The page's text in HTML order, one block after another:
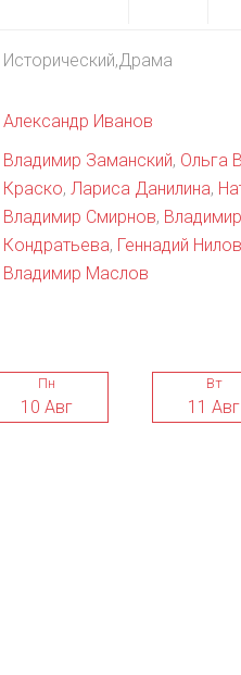
Исторический,Драма
Александр Иванов
Владимир Заманский, Ольга
Краско, Лариса Данилина,
Владимир Смирнов,
Кондратьева, Геннадий Нилов
Владимир Маслов
Пн
10 Авг
Вт
11 Авг